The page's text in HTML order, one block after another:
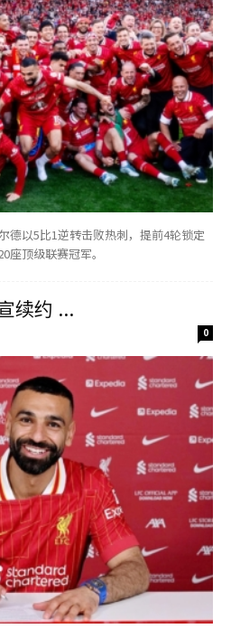
德以5比1逆转击败热刺，提前4轮锁定
座顶级联赛冠军。
续约 ...
0